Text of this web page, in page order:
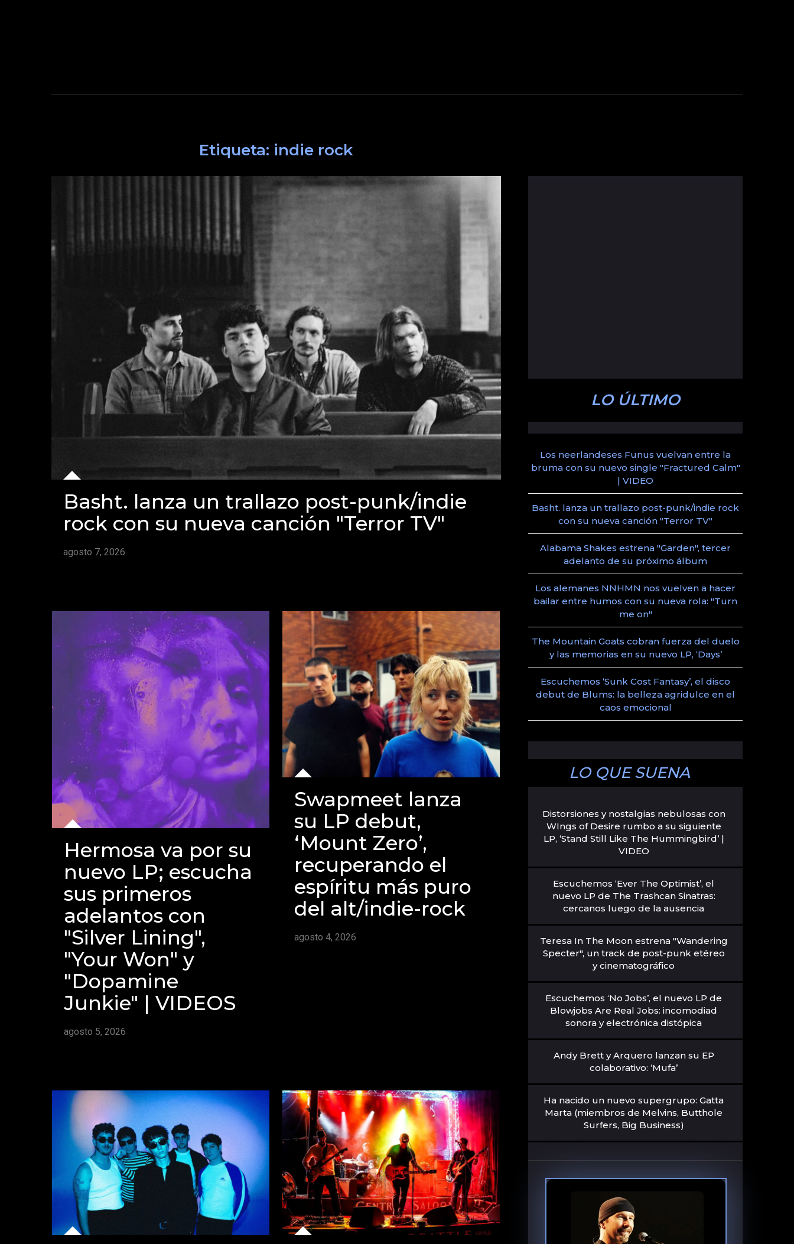
Etiqueta: indie rock
Basht. lanza un trallazo post-punk/indie
rock con su nueva canción "Terror TV"
agosto 7, 2026
Hermosa va por su
nuevo LP; escucha
sus primeros
adelantos con
"Silver Lining",
"Your Won" y
"Dopamine
Junkie" | VIDEOS
agosto 5, 2026
Swapmeet lanza
su LP debut,
‘Mount Zero’,
recuperando el
espíritu más puro
del alt/indie-rock
agosto 4, 2026
LO ÚLTIMO
Los neerlandeses Funus vuelvan entre la
bruma con su nuevo single "Fractured Calm"
| VIDEO
Basht. lanza un trallazo post-punk/indie rock
con su nueva canción "Terror TV"
Alabama Shakes estrena "Garden", tercer
adelanto de su próximo álbum
Los alemanes NNHMN nos vuelven a hacer
bailar entre humos con su nueva rola: "Turn
me on"
The Mountain Goats cobran fuerza del duelo
y las memorias en su nuevo LP, ‘Days’
Escuchemos ‘Sunk Cost Fantasy’, el disco
debut de Blums: la belleza agridulce en el
caos emocional
LO QUE SUENA
Distorsiones y nostalgias nebulosas con
WIngs of Desire rumbo a su siguiente
LP, ‘Stand Still Like The Hummingbird’ |
VIDEO
Escuchemos ‘Ever The Optimist’, el
nuevo LP de The Trashcan Sinatras:
cercanos luego de la ausencia
Teresa In The Moon estrena "Wandering
Specter", un track de post-punk etéreo
y cinematográfico
Escuchemos ‘No Jobs’, el nuevo LP de
Blowjobs Are Real Jobs: incomodiad
sonora y electrónica distópica
Andy Brett y Arquero lanzan su EP
colaborativo: ‘Mufa’
Ha nacido un nuevo supergrupo: Gatta
Marta (miembros de Melvins, Butthole
Surfers, Big Business)